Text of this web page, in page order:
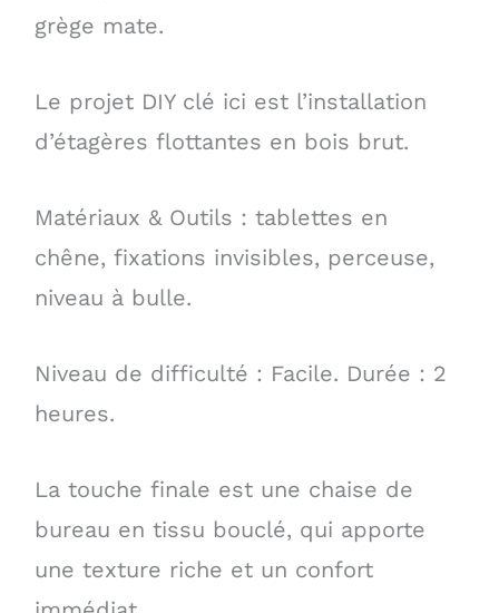
grège mate.
Le projet DIY clé ici est l’installation
d’étagères flottantes en bois brut.
Matériaux & Outils : tablettes en
chêne, fixations invisibles, perceuse,
niveau à bulle.
Niveau de difficulté : Facile. Durée : 2
heures.
La touche finale est une chaise de
bureau en tissu bouclé, qui apporte
une texture riche et un confort